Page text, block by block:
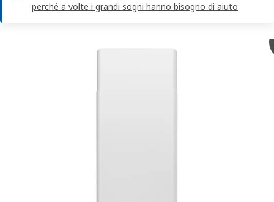
perché a volte i grandi sogni hanno bisogno di aiuto